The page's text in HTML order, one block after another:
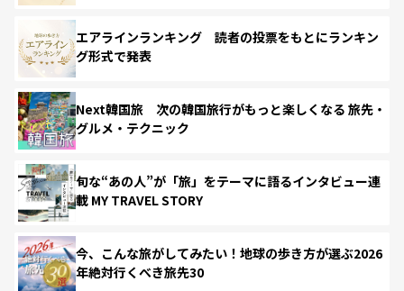
エアラインランキング 読者の投票をもとにランキン
グ形式で発表
Next韓国旅 次の韓国旅行がもっと楽しくなる 旅先・
グルメ・テクニック
旬な“あの人”が「旅」をテーマに語るインタビュー連
載 MY TRAVEL STORY
今、こんな旅がしてみたい！地球の歩き方が選ぶ2026
年絶対行くべき旅先30